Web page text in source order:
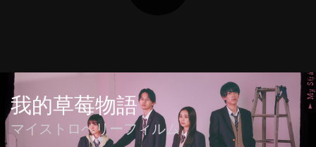
我的草莓物語
マイストロベリーフィルム